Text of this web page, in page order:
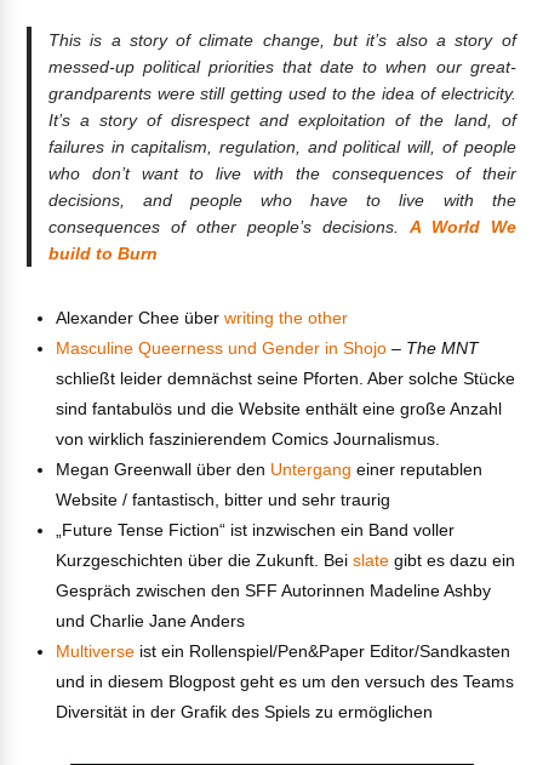
This is a story of climate change, but it’s also a story of
messed-up political priorities that date to when our great-
grandparents were still getting used to the idea of electricity.
It’s a story of disrespect and exploitation of the land, of
failures in capitalism, regulation, and political will, of people
who don’t want to live with the consequences of their
decisions, and people who have to live with the
consequences of other people’s decisions. A World We
build to Burn
Alexander Chee über writing the other
Masculine Queerness und Gender in Shojo– The MNT
schließt leider demnächst seine Pforten. Aber solche Stücke
sind fantabulös und die Website enthält eine große Anzahl
von wirklich faszinierendem Comics Journalismus.
Megan Greenwall über den Untergang einer reputablen
Website / fantastisch, bitter und sehr traurig
„Future Tense Fiction“ ist inzwischen ein Band voller
Kurzgeschichten über die Zukunft. Bei slategibt es dazu ein
Gespräch zwischen den SFF Autorinnen Madeline Ashby
und Charlie Jane Anders
Multiverseist ein Rollenspiel/Pen&Paper Editor/Sandkasten
und in diesem Blogpost geht es um den versuch des Teams
Diversität in der Grafik des Spiels zu ermöglichen